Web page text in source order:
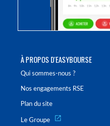
À PROPOS D'EASYBOURSE
Qui sommes-nous ?
Nos engagements RSE
Plan du site
Le Groupe